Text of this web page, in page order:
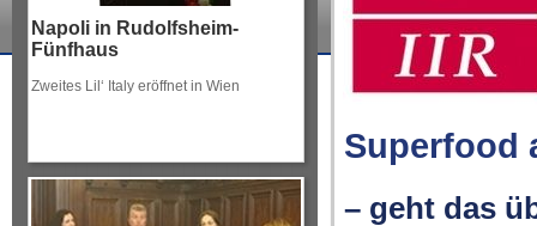
Napoli in Rudolfsheim-
Fünfhaus
Zweites Lil‘ Italy eröffnet in Wien
Superfood
– geht das